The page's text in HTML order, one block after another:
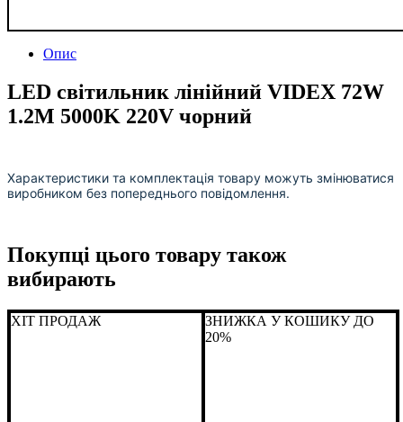
Опис
LED світильник лінійний VIDEX 72W
1.2М 5000K 220V чорний
Характеристики та комплектація товару можуть змінюватися
виробником без попереднього повідомлення.
Покупці цього товару також
вибирають
ХІТ ПРОДАЖ
ЗНИЖКА У КОШИКУ ДО
20%